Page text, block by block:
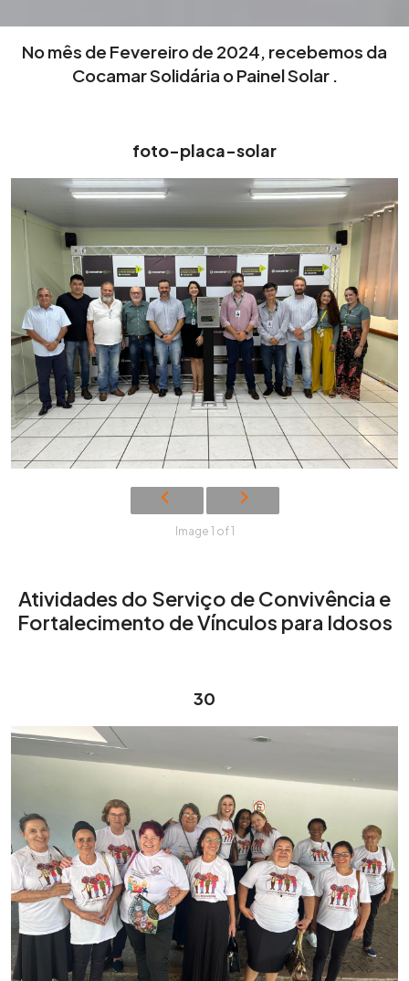
No mês de Fevereiro de 2024, recebemos da
Cocamar Solidária o Painel Solar .
foto-placa-solar
Image 1 of 1
Atividades do Serviço de Convivência e
Fortalecimento de Vínculos para Idosos
30